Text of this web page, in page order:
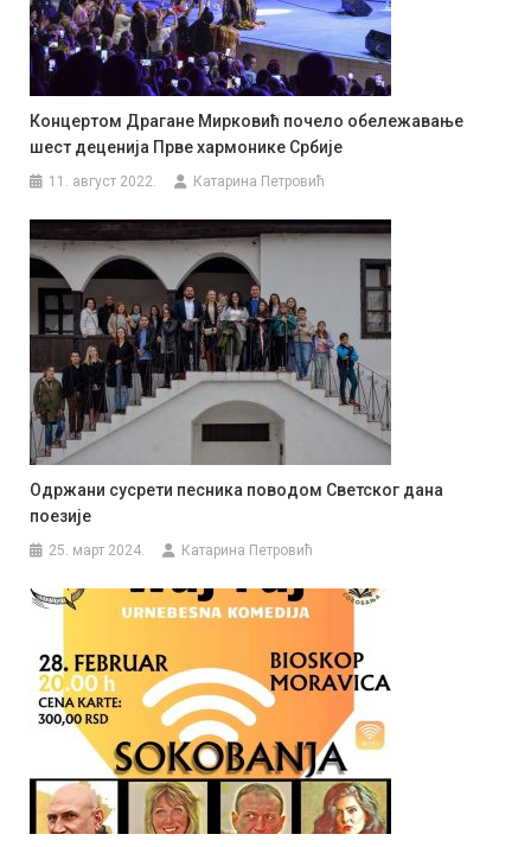
Концертом Драгане Мирковић почело обележавање
шест деценија Прве хармонике Србије
11. август 2022. Катарина Петровић
Одржани сусрети песника поводом Светског дана
поезије
25. март 2024. Катарина Петровић